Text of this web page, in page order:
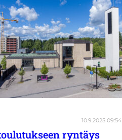
10.9.2025 09:54
ryntäys